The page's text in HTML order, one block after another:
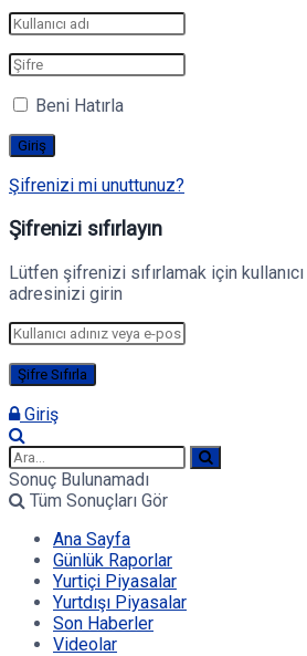
Beni Hatırla
Şifrenizi mi unuttunuz?
Şifrenizi sıfırlayın
Lütfen şifrenizi sıfırlamak için
adresinizi girin
Giriş
Sonuç Bulunamadı
Tüm Sonuçları Gör
Ana Sayfa
Günlük Raporlar
Yurtiçi Piyasalar
Yurtdışı Piyasalar
Son Haberler
Videolar